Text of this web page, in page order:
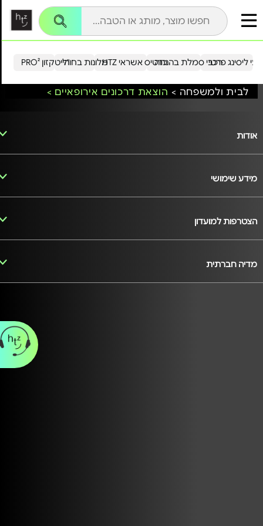
הייטקזון PRO²מלונות בחו"ל כרטיס אשראי HTZ ליסינג פרטירכבי סמלת בהנחה
לבית ולמשפחה > הוצאת דרכונים אירופאיים >
אודות
מידע שימושי
הצטרפות למועדון
מדיה חברתית